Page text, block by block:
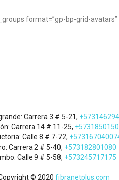
format=”gp-bp-grid-
Carrera 3 # 5-21,
Carrera 14 # 11-25,
Calle 8 # 7-72,
Carrera 2 # 5-40, +573182801080
Calle 9 # 5-58, +573245717175
© 2020 fibranetplus.com